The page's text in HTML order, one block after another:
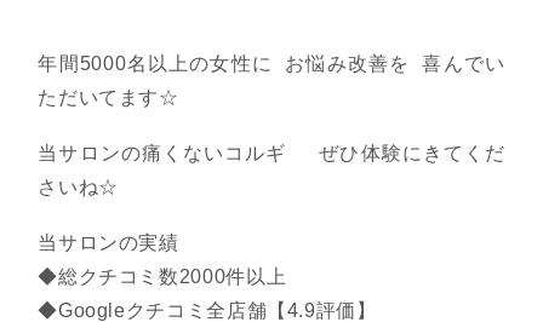
年間5000名以上の女性に お悩み改善を 喜んでい
ただいてます☆
当サロンの痛くないコルギ ぜひ体験にきてくだ
さいね☆
当サロンの実績
◆総クチコミ数2000件以上
◆Googleクチコミ全店舗【4.9評価】